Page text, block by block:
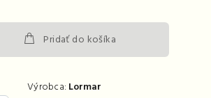
Pridať do košíka
Výrobca: Lormar